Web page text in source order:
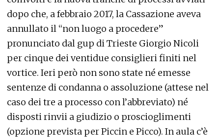
dopo che, a febbraio 2017, la Cassazione aveva
annullato il “non luogo a procedere”
pronunciato dal gup di Trieste Giorgio Nicoli
per cinque dei ventidue consiglieri finiti nel
vortice. Ieri però non sono state né emesse
sentenze di condanna o assoluzione (attese nel
caso dei tre a processo con l’abbreviato) né
disposti rinvii a giudizio o proscioglimenti
(opzione prevista per Piccin e Picco). In aula c’è